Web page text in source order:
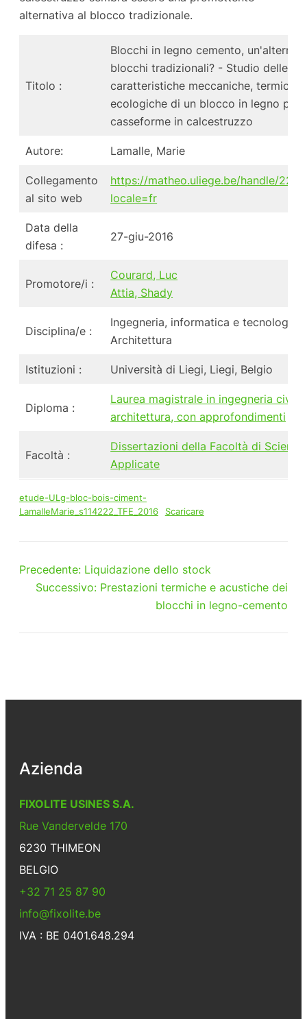
alternativa al blocco tradizionale.
Titolo :
Blocchi in legno cemento,
blocchi tradizionali? - Studio delle
caratteristiche meccaniche, termiche
ecologiche di un blocco in legno per
casseforme in calcestruzzo
Autore: Lamalle, Marie
Collegamento
al sito web
https://matheo.uliege.be/handle/
locale=fr
Data della
difesa :
27-giu-2016
Promotore/i :
Courard, Luc
Attia, Shady
Disciplina/e :
Ingegneria, informatica e tecnologia
Architettura
Istituzioni : Università di Liegi, Liegi, Belgio
Diploma :
Laurea magistrale in ingegneria civile
architettura, con approfondimenti
Facoltà :
Dissertazioni della Facoltà di Scienze
Applicate
etude-ULg-bloc-bois-ciment-
LamalleMarie_s114222_TFE_2016
Scaricare
Precedente: Liquidazione dello stock
Successivo: Prestazioni termiche e acustiche dei
blocchi in legno-cemento
Azienda
FIXOLITE USINES S.A.
Rue Vandervelde 170
6230 THIMEON
BELGIO
+32 71 25 87 90
info@fixolite.be
IVA : BE 0401.648.294